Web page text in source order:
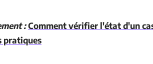
:Comment vérifier l'état d'un
pratiques